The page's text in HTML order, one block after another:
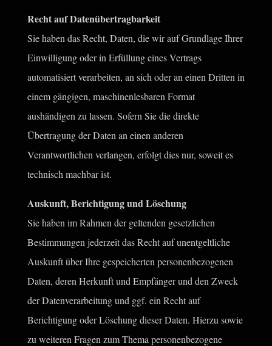
Recht auf Datenübertragbarkeit
Sie haben das Recht, Daten, die wir auf Grundlage Ihrer
Einwilligung oder in Erfüllung eines Vertrags
automatisiert verarbeiten, an sich oder an einen Dritten in
einem gängigen, maschinenlesbaren Format
aushändigen zu lassen. Sofern Sie die direkte
Übertragung der Daten an einen anderen
Verantwortlichen verlangen, erfolgt dies nur, soweit es
technisch machbar ist.
Auskunft, Berichtigung und Löschung
Sie haben im Rahmen der geltenden gesetzlichen
Bestimmungen jederzeit das Recht auf unentgeltliche
Auskunft über Ihre gespeicherten personenbezogenen
Daten, deren Herkunft und Empfänger und den Zweck
der Datenverarbeitung und ggf. ein Recht auf
Berichtigung oder Löschung dieser Daten. Hierzu sowie
zu weiteren Fragen zum Thema personenbezogene